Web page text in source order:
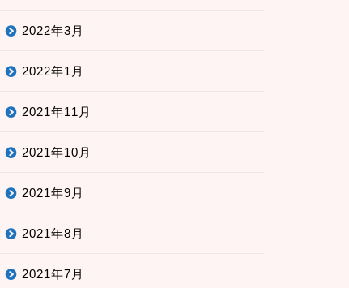
2022年3月
2022年1月
2021年11月
2021年10月
2021年9月
2021年8月
2021年7月